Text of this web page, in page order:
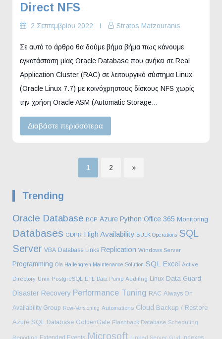
Direct NFS
2 Σεπτεμβρίου 2022 Stratos Matzouranis
Σε αυτό το άρθρο θα δούμε βήμα βήμα πως κάνουμε
εγκατάσταση μίας Oracle Database που ανήκει σε Real
Application Cluster (RAC) σε λειτουργικό σύστημα Linux
(Oracle Linux 7.7) με κοινόχρηστους δίσκους NFS χωρίς
την χρήση Oracle ASM (Automatic Storage…
Διαβάστε περισσότερα
Σελιδοποίηση
άρθρων
Σελίδα
1 Σελίδα
2 »
Trending
Oracle Database BCP Azure Python Office 365 Monitoring
Databases GDPR High Availability BULK Operations SQL
Server VBA Database Links Replication Windows Server
Programming Ola Hallengren Maintenance Solution SQL Excel Active
Directory Unix PostgreSQL ETL Data Pump Auditing Linux Data Guard
Disaster Recovery Performance Tuning RAC Always On
Availability Group Row-Versioning Automations Cloud Backup / Restore
Azure SQL Database GoldenGate Flashback Database Scheduling
Reporting Extended Events Microsoft Linked Server Grid Indexes